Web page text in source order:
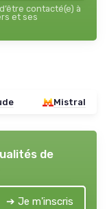
contacté(e) à
et ses
Mistral
de
➔ Je m'inscris